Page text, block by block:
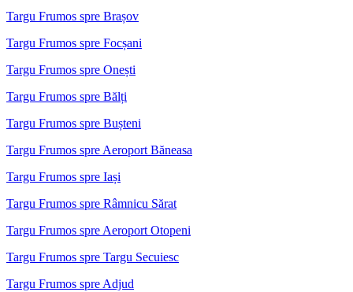
Targu Frumos spre Brașov
Targu Frumos spre Focșani
Targu Frumos spre Onești
Targu Frumos spre Bălți
Targu Frumos spre Bușteni
Targu Frumos spre Aeroport Băneasa
Targu Frumos spre Iași
Targu Frumos spre Râmnicu Sărat
Targu Frumos spre Aeroport Otopeni
Targu Frumos spre Targu Secuiesc
Targu Frumos spre Adjud